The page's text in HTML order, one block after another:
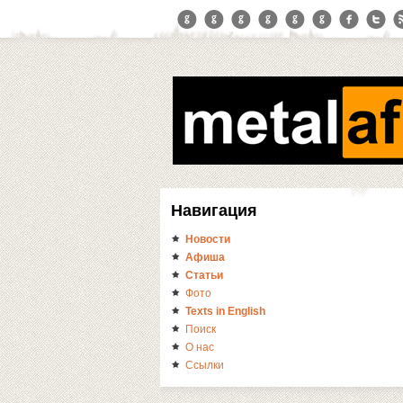
Навигация
Новости
Афиша
Статьи
Фото
Texts in English
Поиск
О нас
Ссылки